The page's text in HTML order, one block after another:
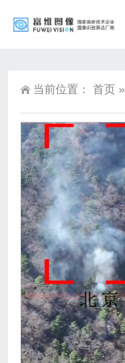
当前位置： 首页 »